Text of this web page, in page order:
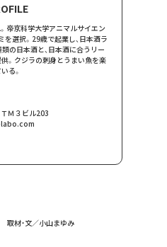
帝京科学大学アニマルサイエン
を選択。29歳で起業し、日本酒ラ
の日本酒と、日本酒に合うリー
。クジラの刺身とうまい魚を楽
る。
Ｍ３ビル203
材・文／小山まゆみ